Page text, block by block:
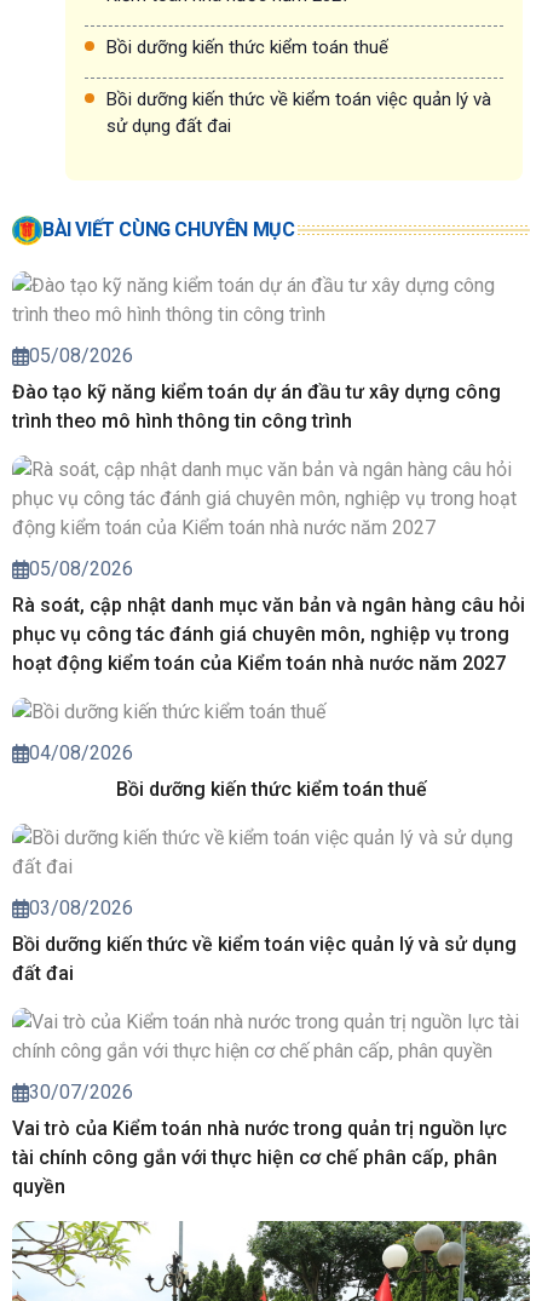
Bồi dưỡng kiến thức kiểm toán thuế
Bồi dưỡng kiến thức về kiểm toán việc quản lý và
sử dụng đất đai
BÀI VIẾT CÙNG CHUYÊN MỤC
05/08/2026
Đào tạo kỹ năng kiểm toán dự án đầu tư xây dựng công
trình theo mô hình thông tin công trình
05/08/2026
Rà soát, cập nhật danh mục văn bản và ngân hàng câu hỏi
phục vụ công tác đánh giá chuyên môn, nghiệp vụ trong
hoạt động kiểm toán của Kiểm toán nhà nước năm 2027
04/08/2026
Bồi dưỡng kiến thức kiểm toán thuế
03/08/2026
Bồi dưỡng kiến thức về kiểm toán việc quản lý và sử dụng
đất đai
30/07/2026
Vai trò của Kiểm toán nhà nước trong quản trị nguồn lực
tài chính công gắn với thực hiện cơ chế phân cấp, phân
quyền